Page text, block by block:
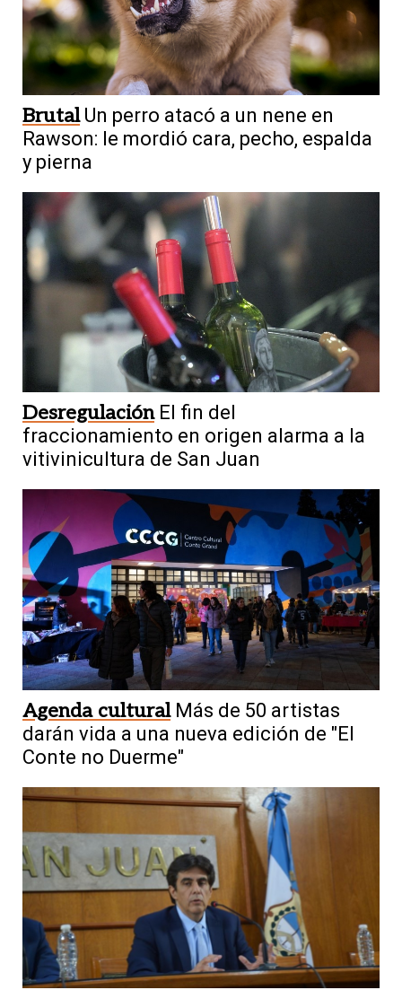
Brutal Un perro atacó a un nene en
Rawson: le mordió cara, pecho, espalda
y pierna
Desregulación El fin del
fraccionamiento en origen alarma a la
vitivinicultura de San Juan
Agenda cultural Más de 50 artistas
darán vida a una nueva edición de "El
Conte no Duerme"